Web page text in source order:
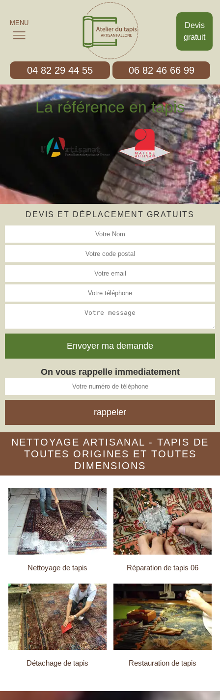
Devis
gratuit
MENU
04 82 29 44 55 06 82 46 66 99
La référence en tapis
DEVIS ET DÉPLACEMENT GRATUITS
On vous rappelle immediatement
NETTOYAGE ARTISANAL - TAPIS DE
TOUTES ORIGINES ET TOUTES
DIMENSIONS
Nettoyage de tapis Réparation de tapis 06
Détachage de tapis Restauration de tapis